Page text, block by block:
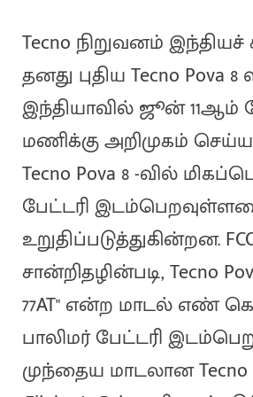
Tecno நிறுவனம்
தனது புதிய Tecno
இந்தியாவில் ஜூன் 11ஆம்
மணிக்கு அறிமுகம்
Tecno Pova 8 -வில்
பேட்டரி
உறுதிப்படுத்துகின்றன.
சான்றிதழின்படி, Tecno
77AT" என்ற மாடல் எண்
பாலிமர் பேட்டரி
முந்தைய மாடலான Tecno